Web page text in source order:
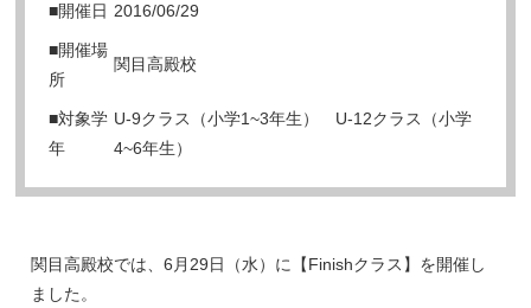
■開催日 2016/06/29
■開催場
所
関目高殿校
■対象学
年
U-9クラス（小学1~3年生） U-12クラス（小学
4~6年生）
関目高殿校では、6月29日（水）に【Finishクラス】を開催し
ました。